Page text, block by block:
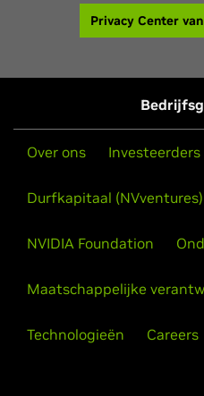
Privacy Center
Over ons Investeerders
Durfkapitaal (NVventures)
NVIDIA Foundation
Maatschappelijke
Technologieën Careers